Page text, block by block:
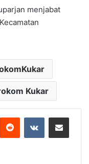
menjabat
Kukar
Reddit VKontakteShare via Email